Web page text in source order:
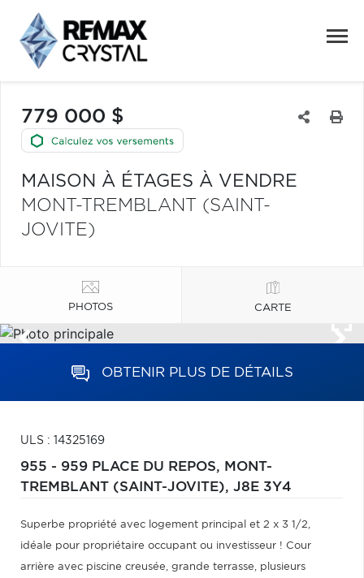
779 000 $
MAISON À ÉTAGES À VENDRE
MONT-TREMBLANT (SAINT-
JOVITE)
PHOTOS CARTE
OBTENIR PLUS DE DÉTAILS
ULS : 14325169
955 - 959 PLACE DU REPOS, MONT-
TREMBLANT (SAINT-JOVITE), J8E 3Y4
Superbe propriété avec logement principal et 2 x 3 1/2,
idéale pour propriétaire occupant ou investisseur ! Cour
arrière avec piscine creusée, grande terrasse, plusieurs